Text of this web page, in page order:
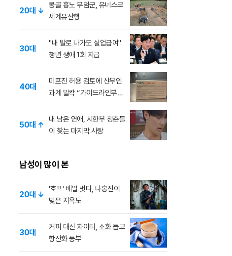
20대 ↓
몽골 흉노 무덤군, 유네스코
세계유산행
30대
"내 발로 나가도 실업급여"
청년 생애 1회 지급
40대
미프진 허용 검토에 산부인
과계 발칵 “가이드라인부
터”
50대 ↑
내 남은 연애, 시한부 청춘들
이 찾는 마지막 사랑
남성이 많이 본
20대 ↓
'호프' 베일 벗다, 나홍진이
빚은 지옥도
30대
커피 대신 차이티, 소화 돕고
항산화 풍부